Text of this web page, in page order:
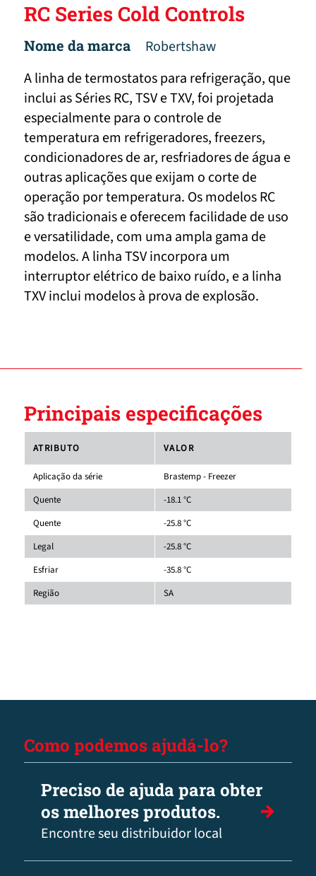
RC Series Cold Controls
Nome da marca
Robertshaw
A linha de termostatos para refrigeração, que
inclui as Séries RC, TSV e TXV, foi projetada
especialmente para o controle de
temperatura em refrigeradores, freezers,
condicionadores de ar, resfriadores de água e
outras aplicações que exijam o corte de
operação por temperatura. Os modelos RC
são tradicionais e oferecem facilidade de uso
e versatilidade, com uma ampla gama de
modelos. A linha TSV incorpora um
interruptor elétrico de baixo ruído, e a linha
TXV inclui modelos à prova de explosão.
Principais especificações
ATRIBUTO VALOR
Aplicação da série
Brastemp - Freezer
Quente
-18.1 °C
Quente
-25.8 °C
Legal
-25.8 °C
Esfriar
-35.8 °C
Região
SA
Como podemos ajudá-lo?
Preciso de ajuda para obter
os melhores produtos.
Encontre seu distribuidor local